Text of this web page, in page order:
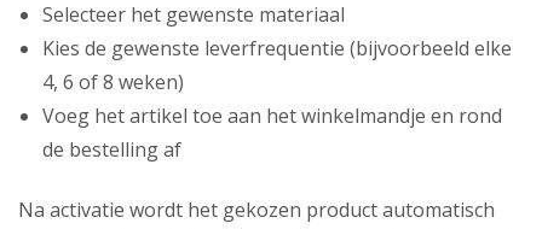
Selecteer het gewenste materiaal
Kies de gewenste leverfrequentie (bijvoorbeeld elke
4, 6 of 8 weken)
Voeg het artikel toe aan het winkelmandje en rond
de bestelling af
Na activatie wordt het gekozen product automatisch